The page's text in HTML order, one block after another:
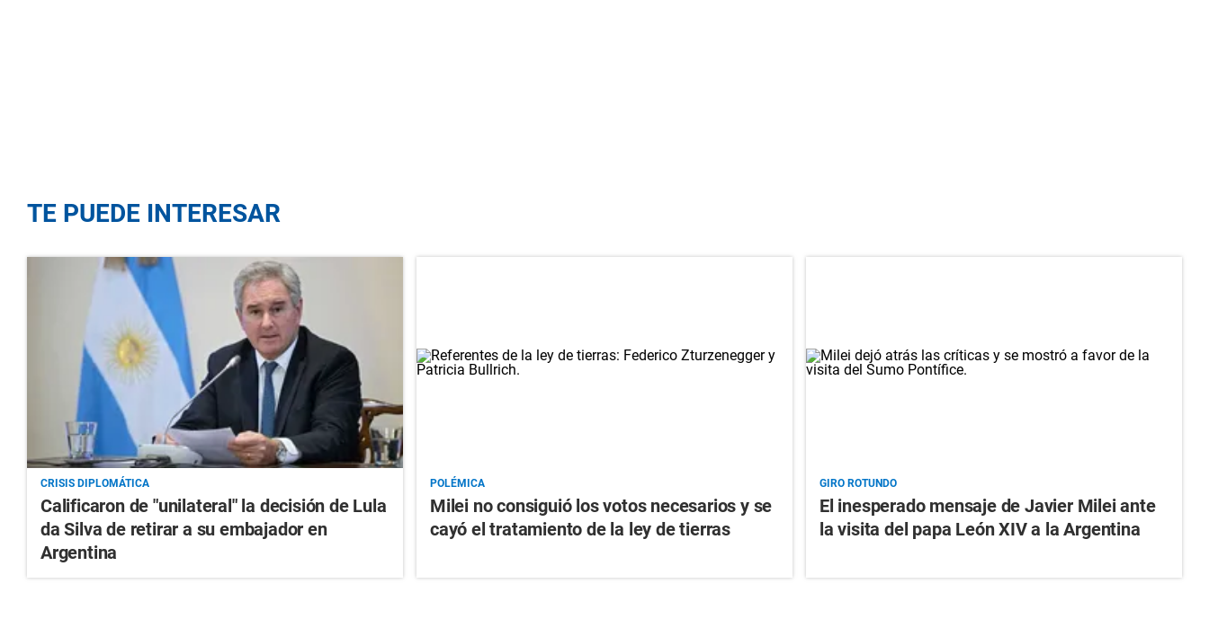
TE PUEDE INTERESAR
CRISIS DIPLOMÁTICA
Calificaron de "unilateral" la decisión de Lula
da Silva de retirar a su embajador en
Argentina
POLÉMICA
Milei no consiguió los votos necesarios y se
cayó el tratamiento de la ley de tierras
GIRO ROTUNDO
El inesperado mensaje de Javier Milei ante
la visita del papa León XIV a la Argentina